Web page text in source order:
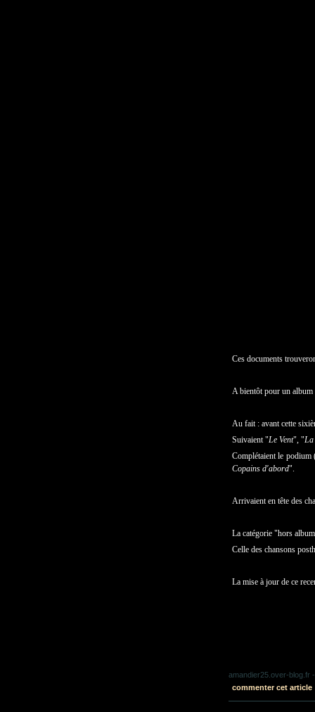
Ces documents
A bientôt pour un album
Au fait : avant cette
Suivaient "Le Vent", "La
Complétaient le
Copains d'abord".
Arrivaient en tête des
La catégorie "hors
Celle des chansons
La mise à jour de ce
amandier25.over-blog.fr -
commenter cet article